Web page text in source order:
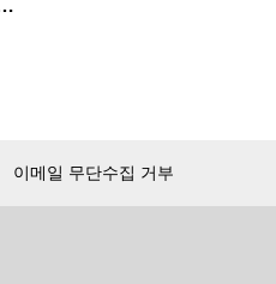
이메일 무단수집 거부